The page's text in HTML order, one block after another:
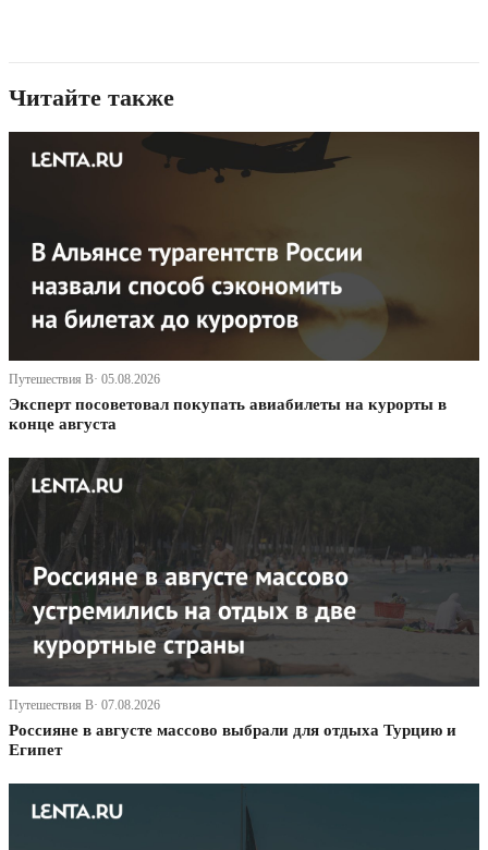
Читайте также
Путешествия В· 05.08.2026
Эксперт посоветовал покупать авиабилеты на курорты в
конце августа
Путешествия В· 07.08.2026
Россияне в августе массово выбрали для отдыха Турцию и
Египет